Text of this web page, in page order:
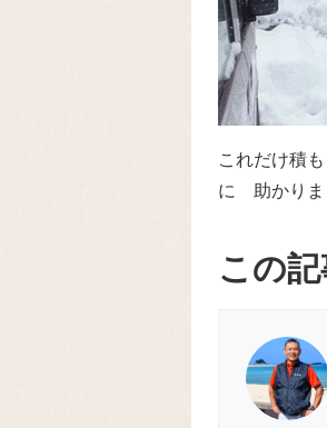
これだけ積
に 助かりま
この